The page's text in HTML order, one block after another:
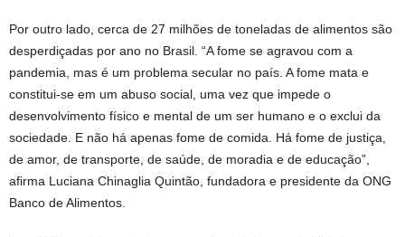
Por outro lado, cerca de 27 milhões de toneladas de alimentos são
desperdiçadas por ano no Brasil. “A fome se agravou com a
pandemia, mas é um problema secular no país. A fome mata e
constitui-se em um abuso social, uma vez que impede o
desenvolvimento físico e mental de um ser humano e o exclui da
sociedade. E não há apenas fome de comida. Há fome de justiça,
de amor, de transporte, de saúde, de moradia e de educação”,
afirma Luciana Chinaglia Quintão, fundadora e presidente da ONG
Banco de Alimentos.